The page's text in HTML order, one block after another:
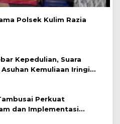
Polsek Kulim Razia
Kepedulian, Suara
Kemuliaan Iringi
Perkuat
dan Implementasi